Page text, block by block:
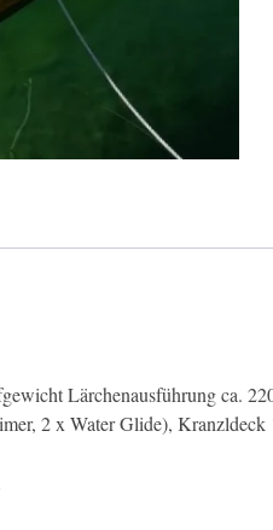
Lärchenausführung ca.
2 x Water Glide),